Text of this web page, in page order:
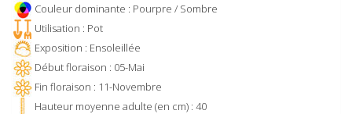
Couleur dominante : Pourpre / Sombre
Utilisation : Pot
Exposition : Ensoleillée
Début floraison : 05-Mai
Fin floraison : 11-Novembre
Hauteur moyenne adulte (en cm) : 40